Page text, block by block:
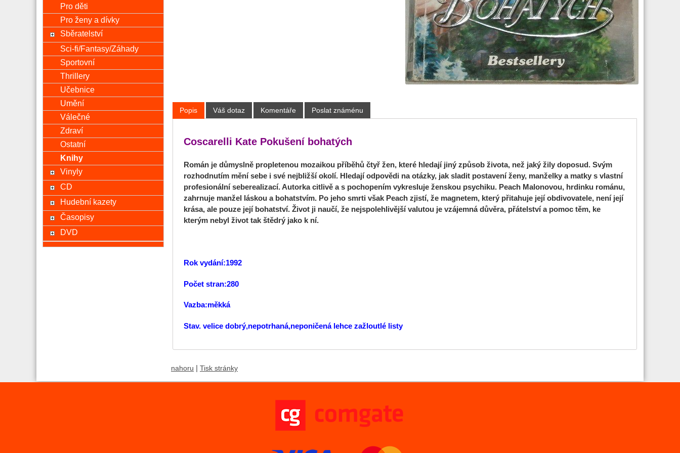
Popis Váš dotaz Komentáře Poslat známénu
Coscarelli Kate Pokušení bohatých
Román je důmyslně propletenou mozaikou příběhů čtyř žen, které hledají jiný způsob života, než jaký žily doposud. Svým
rozhodnutím mění sebe i své nejbližší okolí. Hledají odpovědi na otázky, jak sladit postavení ženy, manželky a matky s vlastní
profesionální seberealizací. Autorka citlivě a s pochopením vykresluje ženskou psychiku. Peach Malonovou, hrdinku románu,
zahrnuje manžel láskou a bohatstvím. Po jeho smrti však Peach zjistí, že magnetem, který přitahuje její obdivovatele, není její
krása, ale pouze její bohatství. Život ji naučí, že nejspolehlivější valutou je vzájemná důvěra, přátelství a pomoc těm, ke
kterým nebyl život tak štědrý jako k ní.
Rok vydání:1992
Počet stran:280
Vazba:měkká
Stav. velice dobrý,nepotrhaná,neponičená lehce zažloutlé listy
nahoru Tisk stránky
Pro děti
Pro ženy a dívky
Sběratelství
Sci-fi/Fantasy/Záhady
Sportovní
Thrillery
Učebnice
Umění
Válečné
Zdraví
Ostatní
Knihy
Vinyly
CD
Hudební kazety
Časopisy
DVD